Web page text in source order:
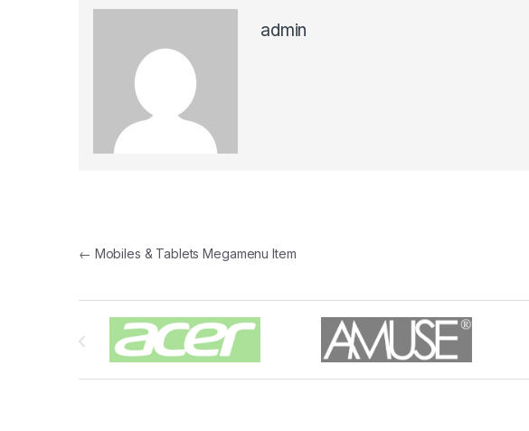
admin
Navegación de entradas
← Mobiles & Tablets Megamenu Item
Carrusel de Marcas